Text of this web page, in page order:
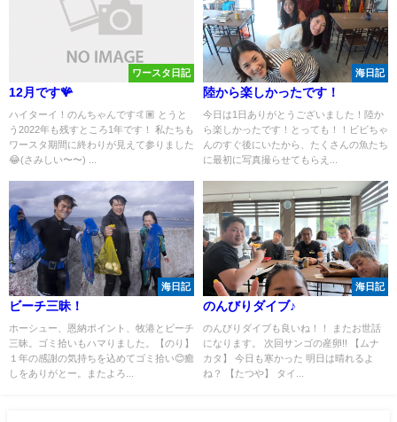
ワースタ日記
12月です🪸
ハイターイ！のんちゃんです🤙🏽 とうと
う2022年も残すところ1年です！ 私たちも
ワースタ期間に終わりが見えて参りました
😂(さみしい〜〜) ...
海日記
陸から楽しかったです！
今日は1日ありがとうございました！陸か
ら楽しかったです！とっても！！ビビちゃ
んのすぐ後にいたから、たくさんの魚たち
に最初に写真撮らせてもらえ...
海日記
ビーチ三昧！
ホーシュー、恩納ポイント、牧港とビーチ
三昧。ゴミ拾いもハマりました。【のり】
１年の感謝の気持ちを込めてゴミ拾い😊癒
しをありがとー。またよろ...
海日記
のんびりダイブ♪
のんびりダイブも良いね！！ またお世話
になります。 次回サンゴの産卵!! 【ムナ
カタ】 今日も寒かった 明日は晴れるよ
ね？ 【たつや】 タイ...